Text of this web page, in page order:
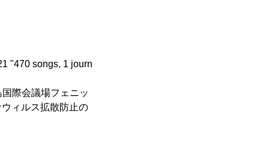
"470 songs, 1 journ
際会議場フェニッ
ィルス拡散防止の